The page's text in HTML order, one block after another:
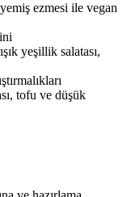
ezmesi ile vegan
yeşillik salatası,
tofu ve düşük